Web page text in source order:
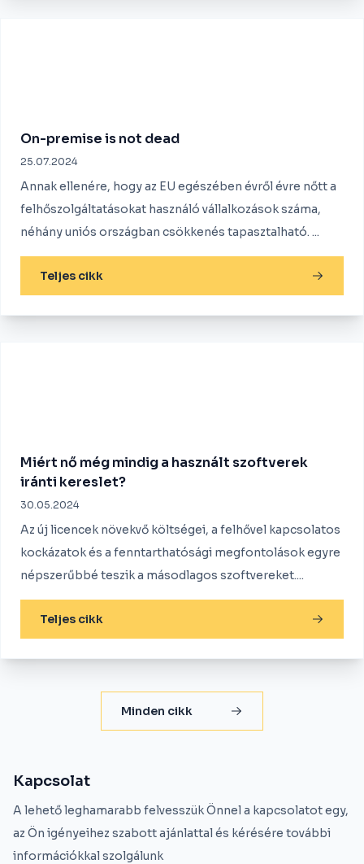
On-premise is not dead
25.07.2024
Annak ellenére, hogy az EU egészében évről évre nőtt a
felhőszolgáltatásokat használó vállalkozások száma,
néhány uniós országban csökkenés tapasztalható. ...
Teljes cikk
Miért nő még mindig a használt szoftverek
iránti kereslet?
30.05.2024
Az új licencek növekvő költségei, a felhővel kapcsolatos
kockázatok és a fenntarthatósági megfontolások egyre
népszerűbbé teszik a másodlagos szoftvereket....
Teljes cikk
Minden cikk
Kapcsolat
A lehető leghamarabb felvesszük Önnel a kapcsolatot egy,
az Ön igényeihez szabott ajánlattal és kérésére további
információkkal szolgálunk